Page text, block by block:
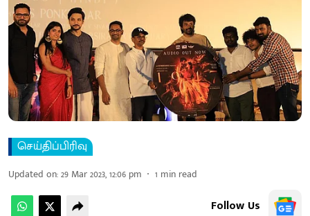
செய்திப்பிரிவு
Updated on:29 Mar 2023, 12:06 pm 1 min read
Follow Us